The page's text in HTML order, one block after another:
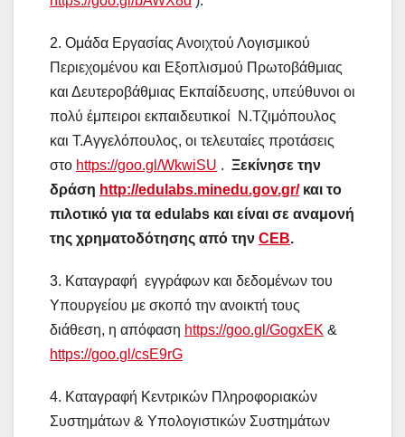
2. Ομάδα Εργασίας Ανοιχτού Λογισμικού
Περιεχομένου και Εξοπλισμού Πρωτοβάθμιας
και Δευτεροβάθμιας Εκπαίδευσης, υπεύθυνοι οι
πολύ έμπειροι εκπαιδευτικοί Ν.Τζιμόπουλος
και Τ.Αγγελόπουλος, οι τελευταίες προτάσεις
στο https://goo.gl/WkwiSU . Ξεκίνησε την
δράση http://edulabs.minedu.gov.gr/και το
πιλοτικό για τα edulabs και είναι σε αναμονή
της χρηματοδότησης από την CEB.
3. Καταγραφή εγγράφων και δεδομένων του
Υπουργείου με σκοπό την ανοικτή τους
διάθεση, η απόφαση https://goo.gl/GogxEK &
https://goo.gl/csE9rG
4. Καταγραφή Κεντρικών Πληροφοριακών
Συστημάτων & Υπολογιστικών Συστημάτων